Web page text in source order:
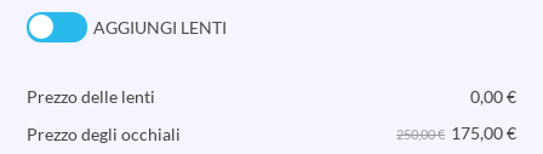
AGGIUNGI LENTI
Prezzo delle lenti 0,00€
Prezzo degli occhiali
250,00 € 175,00€